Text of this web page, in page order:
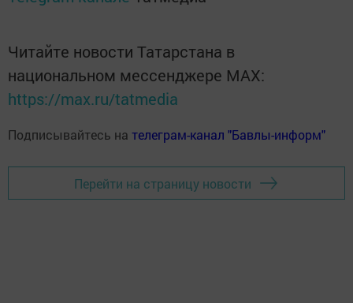
Читайте новости Татарстана в
национальном мессенджере MАХ:
https://max.ru/tatmedia
Подписывайтесь на телеграм-канал "Бавлы-информ"
Перейти на страницу новости